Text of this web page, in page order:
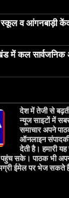
स्कूल व आंगनबाड़ी
में कल सार्वजनिक
देश में तेजी से बढ़ती
न्यूज साइटों में
समाचार अपने
ऑनलाइन
देती है। हमारी
पहुंच सके। पाठक भी
ईमेल पर भेज सकते